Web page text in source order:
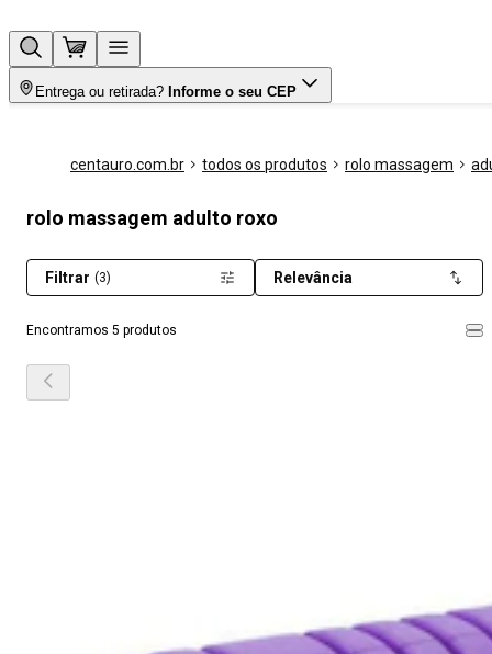
Entrega ou retirada? Informe o seu CEP
centauro.com.br todos os produtos rolo massagem
rolo massagem adulto roxo
Encontramos 5 produtos
Filtrar (3) Relevância